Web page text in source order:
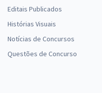
Editais Publicados
Histórias Visuais
Notícias de Concursos
Questões de Concurso